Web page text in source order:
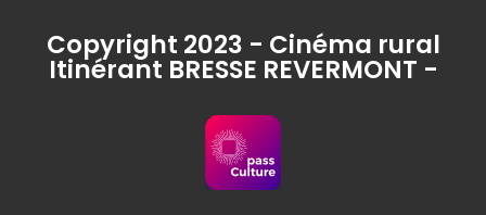
Copyright 2023 - Cinéma rural
Itinérant BRESSE REVERMONT -